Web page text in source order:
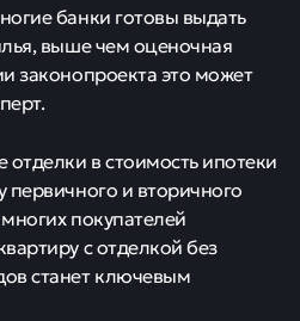
банки готовы выдать
выше чем оценочная
законопроекта это может
в стоимость ипотеки
и вторичного
покупателей
с отделкой без
станет ключевым